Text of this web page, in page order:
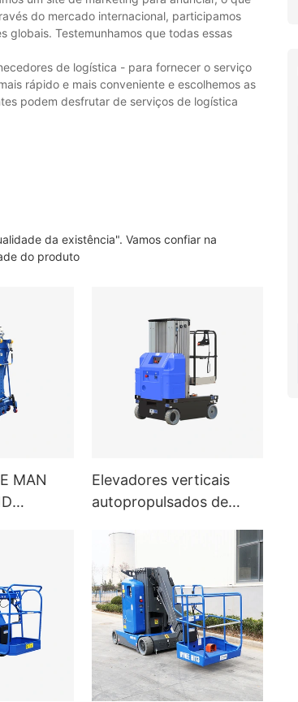
do mercado internacional, participamos
globais. Testemunhamos que todas essas
de logística - para fornecer o serviço
rápido e mais conveniente e escolhemos as
podem desfrutar de serviços de logística
da existência". Vamos confiar na
do produto
MAN
Elevadores verticais
autopropulsados ​​de